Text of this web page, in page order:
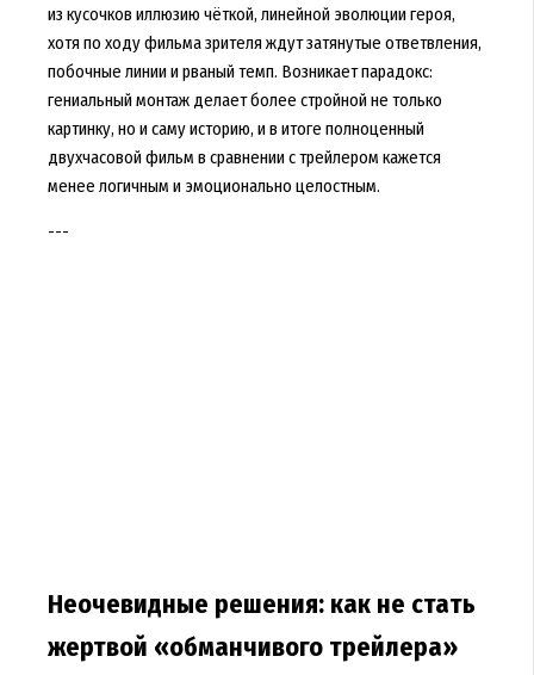
из кусочков иллюзию чёткой, линейной эволюции героя,
хотя по ходу фильма зрителя ждут затянутые ответвления,
побочные линии и рваный темп. Возникает парадокс:
гениальный монтаж делает более стройной не только
картинку, но и саму историю, и в итоге полноценный
двухчасовой фильм в сравнении с трейлером кажется
менее логичным и эмоционально целостным.
---
Неочевидные решения: как не стать
жертвой «обманчивого трейлера»